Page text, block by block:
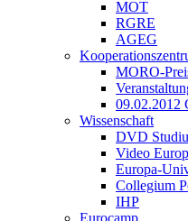
MOT
RGRE
AGEG
MORO-
09.02.2012
Wissenschaft
DVD
Video
Europa-
Collegium
IHP
Eurocamp